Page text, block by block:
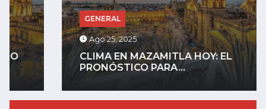
GENERAL
Ago 25, 2025
CLIMA EN MAZAMITLA HOY: EL
PRONÓSTICO PARA...